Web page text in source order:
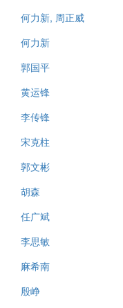
何力新, 周正威
何力新
郭国平
黄运锋
李传锋
宋克柱
郭文彬
胡森
任广斌
李思敏
麻希南
殷峥